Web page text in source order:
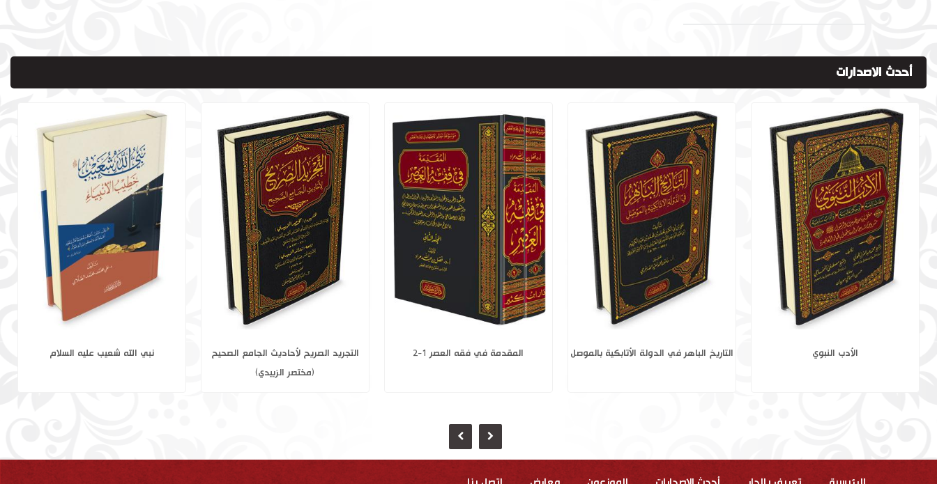
أحدث الاصدارات
التجريد الصريح لأحاديث الجامع الصحيح
المقدمة في فقه العصر 1-2 التاريخ الباهر في الدولة الأتابكية بالموصل الأدب النبوي نبيا الله زكريا ويحيى عليهما السلام